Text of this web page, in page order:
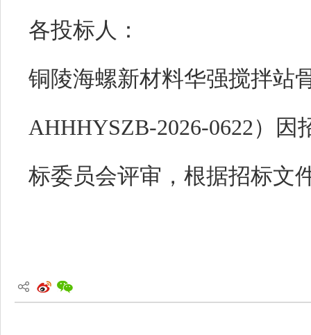
各投标人：
铜陵海螺新材料华强搅拌站
AHHHYSZB-2026-0622）
标委员会评审，根据招标文